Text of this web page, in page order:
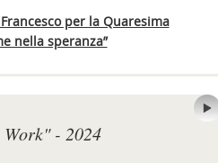
per la Quaresima
nella speranza”
Work" - 2024